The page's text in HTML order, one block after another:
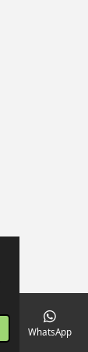
WhatsApp